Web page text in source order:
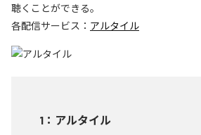
聴くことができる。
各配信サービス： アルタイル
1 ： アルタイル